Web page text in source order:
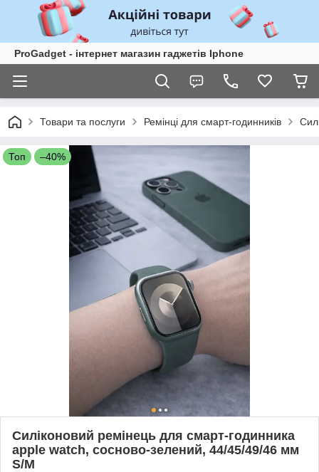
ProGadget - iнтернет магазин гаджетів Iphone
Товари та послуги Ремінці для смарт-годинників
Топ –40%
Силіконовий ремінець для смарт-годинника
apple watch, сосново-зелений, 44/45/49/46 мм
S/M